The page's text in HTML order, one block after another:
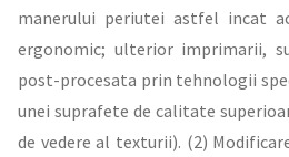
manerului periutei astfel incat
ergonomic; ulterior imprimarii,
post-procesata prin tehnologii
unei suprafete de calitate
de vedere al texturii). (2)